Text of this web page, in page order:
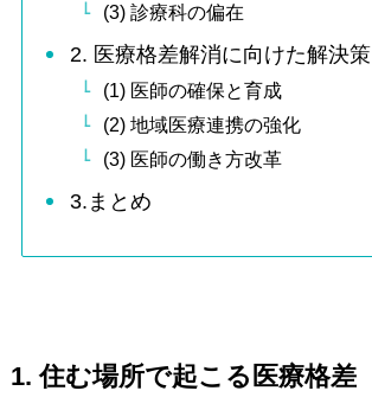
(3) 診療科の偏在
2. 医療格差解消に向けた解決策
(1) 医師の確保と育成
(2) 地域医療連携の強化
(3) 医師の働き方改革
3.まとめ
1. 住む場所で起こる医療格差